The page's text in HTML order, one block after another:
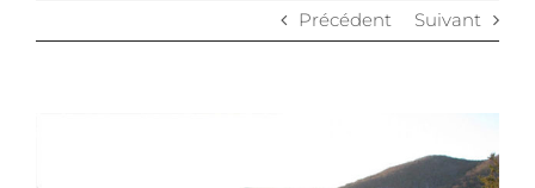
Précédent Suivant